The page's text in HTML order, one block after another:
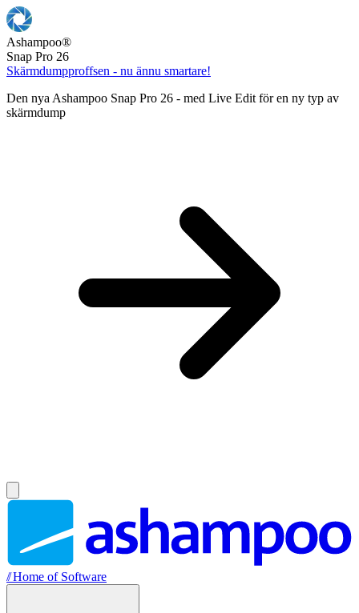
Ashampoo®
Snap Pro 26
Skärmdumpproffsen - nu ännu smartare!
Den nya Ashampoo Snap Pro 26 - med Live Edit för en ny typ av
skärmdump
//Home of Software